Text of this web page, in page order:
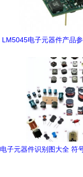
LM5045电子元器件产品
信息
电子元器件识别图大全 符